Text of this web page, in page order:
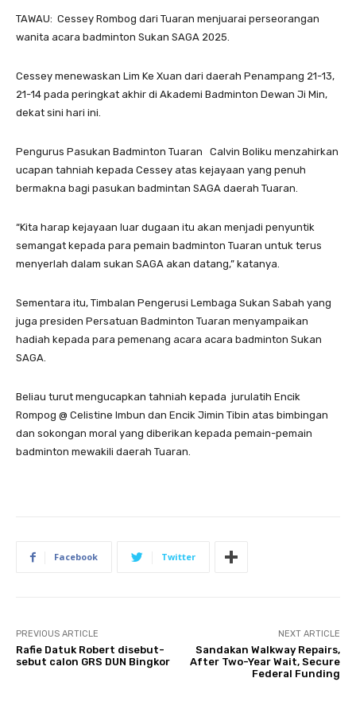
TAWAU: Cessey Rombog dari Tuaran menjuarai perseorangan
wanita acara badminton Sukan SAGA 2025.
Cessey menewaskan Lim Ke Xuan dari daerah Penampang 21-13,
21-14 pada peringkat akhir di Akademi Badminton Dewan Ji Min,
dekat sini hari ini.
Pengurus Pasukan Badminton Tuaran Calvin Boliku menzahirkan
ucapan tahniah kepada Cessey atas kejayaan yang penuh
bermakna bagi pasukan badmintan SAGA daerah Tuaran.
“Kita harap kejayaan luar dugaan itu akan menjadi penyuntik
semangat kepada para pemain badminton Tuaran untuk terus
menyerlah dalam sukan SAGA akan datang,” katanya.
Sementara itu, Timbalan Pengerusi Lembaga Sukan Sabah yang
juga presiden Persatuan Badminton Tuaran menyampaikan
hadiah kepada para pemenang acara acara badminton Sukan
SAGA.
Beliau turut mengucapkan tahniah kepada jurulatih Encik
Rompog @ Celistine Imbun dan Encik Jimin Tibin atas bimbingan
dan sokongan moral yang diberikan kepada pemain-pemain
badminton mewakili daerah Tuaran.
Facebook Twitter
PREVIOUS ARTICLE
Rafie Datuk Robert disebut-
sebut calon GRS DUN Bingkor
NEXT ARTICLE
Sandakan Walkway Repairs,
After Two-Year Wait, Secure
Federal Funding